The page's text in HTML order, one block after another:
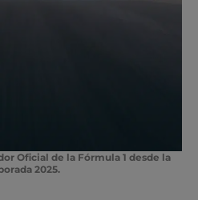
Oficial de la Fórmula 1 desde la
2025.